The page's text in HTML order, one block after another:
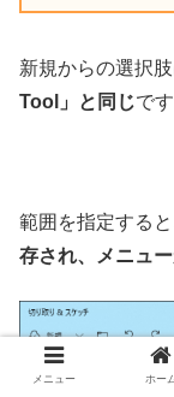
新規からの選択肢
Tool」と同じです
範囲を指定すると
存され、メニュ
メニュー ホー